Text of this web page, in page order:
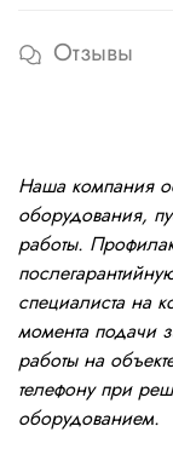
Отзывы
Наша компания
оборудования,
работы.
специалиста на
момента подачи
работы на
телефону при
оборудованием.